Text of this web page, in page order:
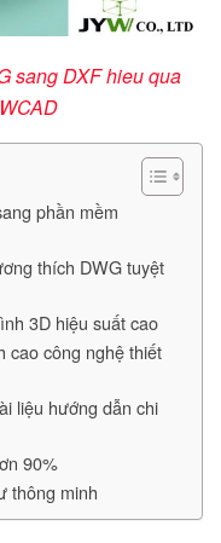
sang DXF hieu qua
phần mềm
thích DWG tuyệt
3D hiệu suất cao
cao công nghệ thiết
liệu hướng dẫn chi
90%
thông minh